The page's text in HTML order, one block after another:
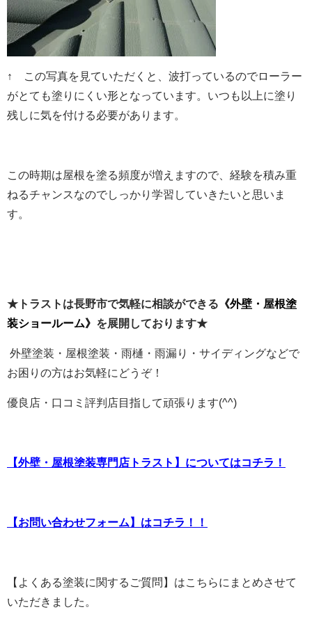
↑ この写真を見ていただくと、波打っているのでローラー
がとても塗りにくい形となっています。いつも以上に塗り
残しに気を付ける必要があります。
この時期は屋根を塗る頻度が増えますので、経験を積み重
ねるチャンスなのでしっかり学習していきたいと思いま
す。
★トラストは長野市で気軽に相談ができる 《外壁・屋根塗
装ショールーム》 を展開しております★
外壁塗装・屋根塗装・雨樋・雨漏り・サイディングなどで
お困りの方はお気軽にどうぞ！
優良店・口コミ評判店目指して頑張ります(^^)
【外壁・屋根塗装専門店トラスト】についてはコチラ！
【お問い合わせフォーム】はコチラ！！
【よくある塗装に関するご質問】はこちらにまとめさせて
いただきました。